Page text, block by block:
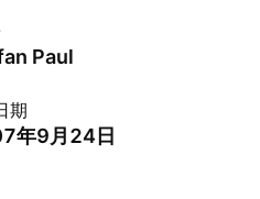
Paul
期
年9月24日